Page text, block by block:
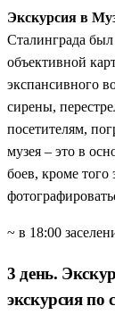
Экскурсия в
Сталинграда был
объективной
экспансивного
сирены,
посетителям,
музея – это в
боев, кроме
~ в 18:00
3 день.
экскурсия